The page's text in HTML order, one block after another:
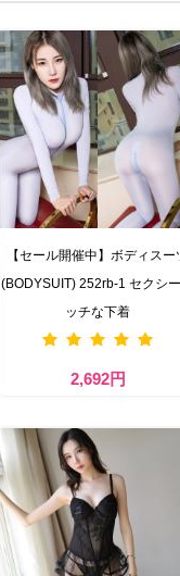
【セール開催中】ボディスー
(BODYSUIT) 252rb-1 セクシ
ッチな下着
2,692円